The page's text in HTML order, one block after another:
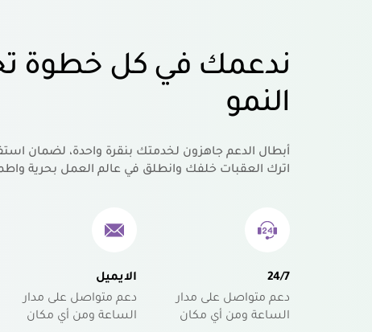
ندعمك في كل خطوة
النمو
أبطال الدعم جاهزون لخدمتك بنقرة واحدة، لضمان
اترك العقبات خلفك وانطلق في عالم العمل بحرية
24/7
دعم متواصل على مدار
الساعة ومن أي مكان
الايميل
دعم متواصل على مدار
الساعة ومن أي مكان